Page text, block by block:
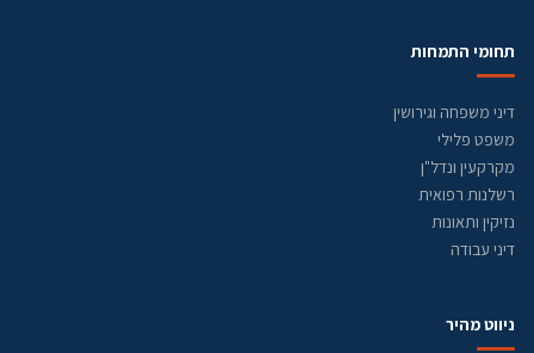
תחומי התמחות
דיני משפחה וגירושין
משפט פלילי
מקרקעין ונדל"ן
רשלנות רפואית
נזיקין ותאונות
דיני עבודה
ניווט מהיר